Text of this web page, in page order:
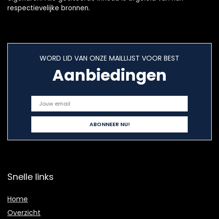
respectievelijke bronnen.
WORD LID VAN ONZE MAILLIJST VOOR BEST
Aanbiedingen
Snelle links
Home
Overzicht